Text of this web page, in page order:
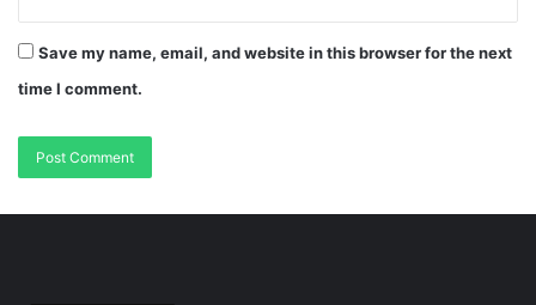
Save my name, email, and website in this browser for the next
time I comment.